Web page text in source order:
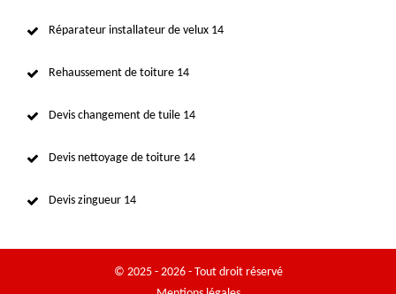
Réparateur installateur de velux 14
Rehaussement de toiture 14
Devis changement de tuile 14
Devis nettoyage de toiture 14
Devis zingueur 14
© 2025 - 2026 - Tout droit réservé